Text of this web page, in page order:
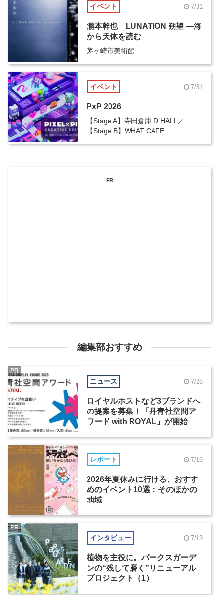
イベント 7/31
瀧本幹也 LUNATION 朔望 ―海
から天体を読む
茅ヶ崎市美術館
イベント 7/31
PxP 2026
【Stage A】寺田倉庫 D HALL／
【Stage B】WHAT CAFE
PR
編集部おすすめ
ニュース 7/28
ロイヤルホストなど3ブランドへ
の提案を募集！「丹青社空間ア
ワード with ROYAL」が開始
PR
レポート 7/16
2026年夏休みに行ける、おすす
めのイベント10選：そのほかの
地域
インタビュー 7/13
植物を主役に。パークスガーデ
ンの“残して磨く”リニューアル
プロジェクト（1）
PR